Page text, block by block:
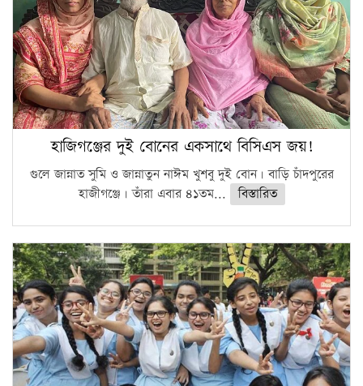
হাজিগঞ্জের দুই বোনের একসাথে বিসিএস জয়!
গুলে জান্নাত সুমি ও জান্নাতুন নাঈম খুশবু দুই বোন। বাড়ি চাঁদপুরের
হাজীগঞ্জে। তাঁরা এবার ৪১তম...
বিস্তারিত